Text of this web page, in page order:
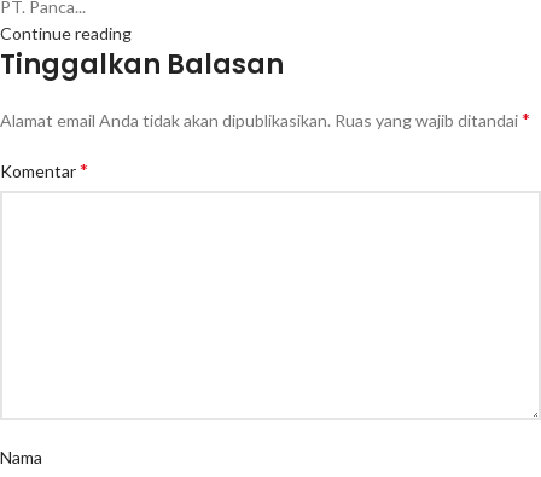
PT. Panca...
Continue reading
Tinggalkan Balasan
Alamat email Anda tidak akan dipublikasikan. Ruas yang wajib ditandai*
Komentar*
Nama